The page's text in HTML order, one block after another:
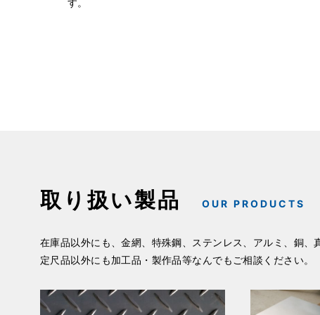
取り扱い製品 OUR PRODUCTS
在庫品以外にも、金網、特殊鋼、ステンレス、アルミ、銅、
定尺品以外にも加工品・製作品等なんでもご相談ください。